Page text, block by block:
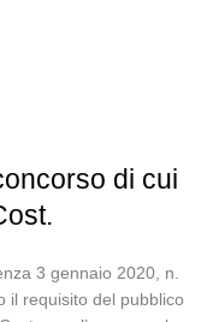
di cui
3 gennaio 2020, n.
il requisito del pubblico